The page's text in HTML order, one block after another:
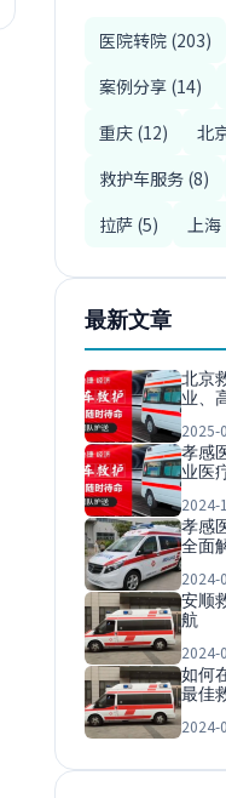
医院转院 (203)
案例分享 (14)
重庆 (12)
北
救护车服务 (8)
拉萨 (5)
上海
最新文章
北京
业、
2025-
孝感
业医
2024-
孝感
全面
2024-
安顺
航
2024-
如何
最佳
2024-